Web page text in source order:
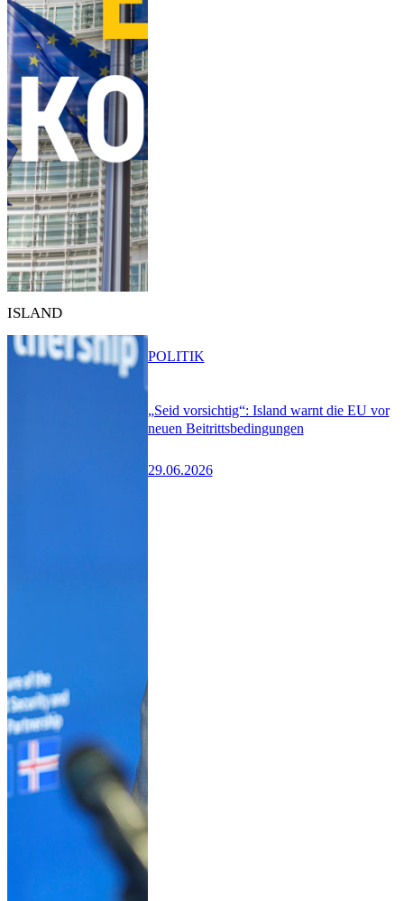
ISLAND
„Seid vorsichtig“: Island warnt die EU vor
neuen Beitrittsbedingungen
29.06.2026
POLITIK